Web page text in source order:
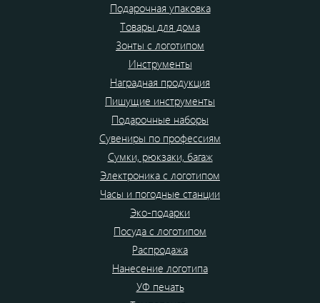
Подарочная упаковка
Товары для дома
Зонты с логотипом
Инструменты
Наградная продукция
Пишущие инструменты
Подарочные наборы
Сувениры по профессиям
Сумки, рюкзаки, багаж
Электроника с логотипом
Часы и погодные станции
Эко-подарки
Посуда с логотипом
Распродажа
Нанесение логотипа
УФ печать